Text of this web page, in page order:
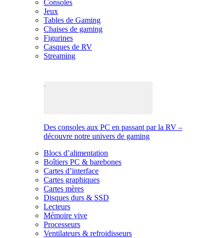
Consoles
Jeux
Tables de Gaming
Chaises de gaming
Figurines
Casques de RV
Streaming
Des consoles aux PC en passant par la RV –
découvre notre univers de gaming
Blocs d’alimentation
Boîtiers PC & barebones
Cartes d’interface
Cartes graphiques
Cartes mères
Disques durs & SSD
Lecteurs
Mémoire vive
Processeurs
Ventilateurs & refroidisseurs